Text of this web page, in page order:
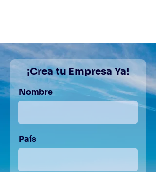
¡Crea tu Empresa Ya!
Nombre
País